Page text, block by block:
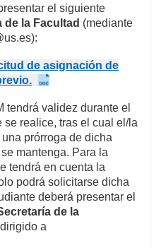
el siguiente
de la Facultad (mediante
de asignación de
tendrá validez durante el
realice, tras el cual el/la
prórroga de dicha
mantenga. Para la
tendrá en cuenta la
podrá solicitarse dicha
deberá presentar el
de la
a